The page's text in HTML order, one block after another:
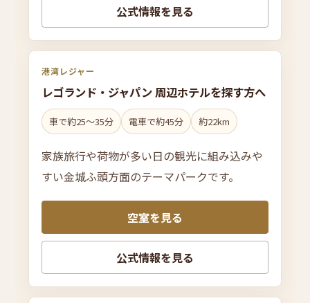
公式情報を見る
港湾レジャー
レゴランド・ ジャパン 周辺ホテルを探す方へ
車で約25〜35分 電車で約45分 約22km
家族旅行や荷物が多い日の観光に組み込みや
すい金城ふ頭方面のテーマパークです。
空室を見る
公式情報を見る